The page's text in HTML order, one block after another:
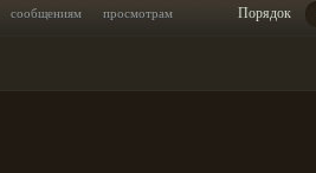
сообщениям просмотрам Порядок